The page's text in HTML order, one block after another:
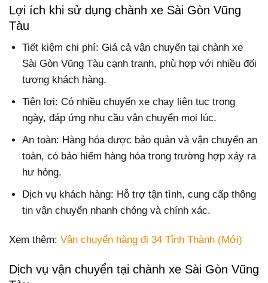
Lợi ích khi sử dụng chành xe Sài Gòn Vũng
Tàu
Tiết kiệm chi phí: Giá cả vận chuyển tại chành xe
Sài Gòn Vũng Tàu cạnh tranh, phù hợp với nhiều đối
tượng khách hàng.
Tiện lợi: Có nhiều chuyến xe chạy liên tục trong
ngày, đáp ứng nhu cầu vận chuyển mọi lúc.
An toàn: Hàng hóa được bảo quản và vận chuyển an
toàn, có bảo hiểm hàng hóa trong trường hợp xảy ra
hư hỏng.
Dịch vụ khách hàng: Hỗ trợ tận tình, cung cấp thông
tin vận chuyển nhanh chóng và chính xác.
Xem thêm: Vận chuyển hàng đi 34 Tỉnh Thành (Mới)
Dịch vụ vận chuyển tại chành xe Sài Gòn Vũng